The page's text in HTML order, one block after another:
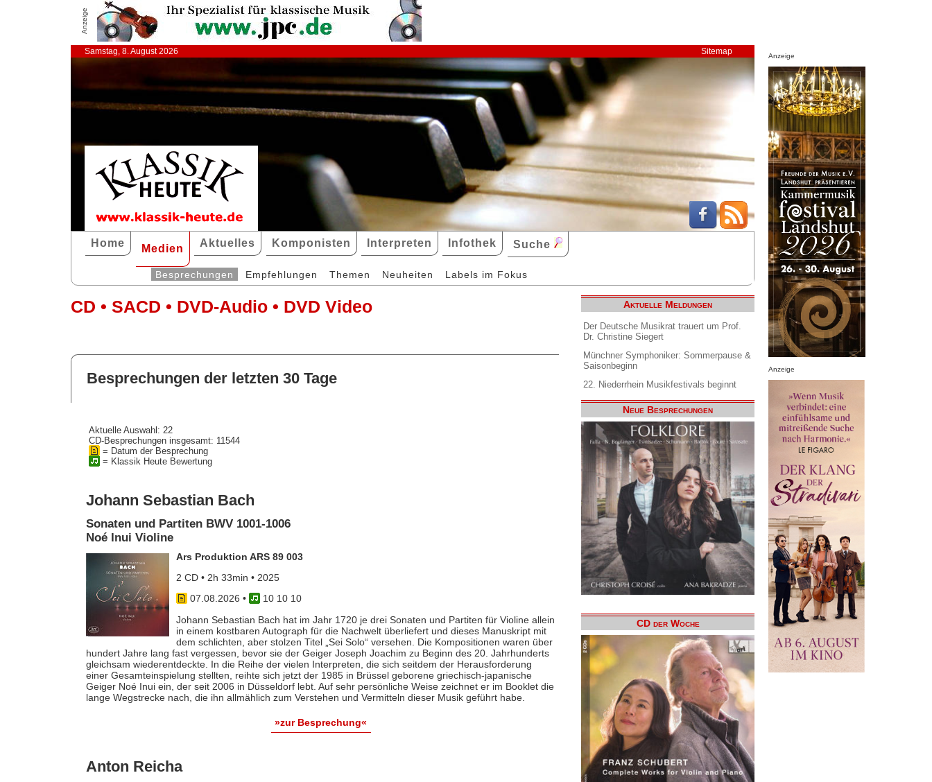
Anzeige
Samstag, 8. August 2026 Sitemap
Home Medien Aktuelles Komponisten Interpreten Infothek Suche
Besprechungen Empfehlungen Themen Neuheiten Labels im Fokus
CD • SACD • DVD-Audio • DVD Video
Besprechungen der letzten 30 Tage
Aktuelle Auswahl: 22
CD-Besprechungen insgesamt: 11544
= Datum der Besprechung
= Klassik Heute Bewertung
Johann Sebastian Bach
Sonaten und Partiten BWV 1001-1006
Noé Inui Violine
Ars Produktion ARS 89 003
2 CD • 2h 33min • 2025
07.08.2026 •
10 10 10
Johann Sebastian Bach hat im Jahr 1720 je drei Sonaten und Partiten für Violine allein
in einem kostbaren Autograph für die Nachwelt überliefert und dieses Manuskript mit
dem schlichten, aber stolzen Titel „Sei Solo“ versehen. Die Kompositionen waren über
hundert Jahre lang fast vergessen, bevor sie der Geiger Joseph Joachim zu Beginn des 20. Jahrhunderts
gleichsam wiederentdeckte. In die Reihe der vielen Interpreten, die sich seitdem der Herausforderung
einer Gesamteinspielung stellten, reihte sich jetzt der 1985 in Brüssel geborene griechisch-japanische
Geiger Noé Inui ein, der seit 2006 in Düsseldorf lebt. Auf sehr persönliche Weise zeichnet er im Booklet die
lange Wegstrecke nach, die ihn allmählich zum Verstehen und Vermitteln dieser Musik geführt habe.
»zur Besprechung«
Anton Reicha
Aktuelle Meldungen
Der Deutsche Musikrat trauert um Prof.
Dr. Christine Siegert
Münchner Symphoniker: Sommerpause &
Saisonbeginn
22. Niederrhein Musikfestivals beginnt
Neue Besprechungen
CD der Woche
Anzeige
Anzeige